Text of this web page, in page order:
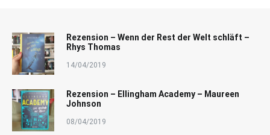
Rezension – Wenn der Rest der Welt schläft –
Rhys Thomas
14/04/2019
Rezension – Ellingham Academy – Maureen
Johnson
08/04/2019